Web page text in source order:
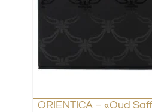
ORIENTICA – «Oud